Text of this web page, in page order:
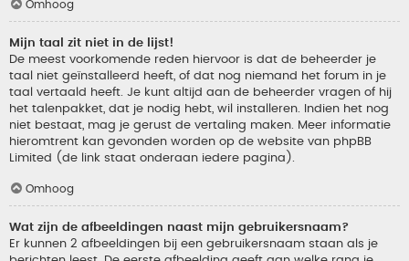
Omhoog
Mijn taal zit niet in de lijst!
De meest voorkomende reden hiervoor is dat de beheerder je
taal niet geïnstalleerd heeft, of dat nog niemand het forum in je
taal vertaald heeft. Je kunt altijd aan de beheerder vragen of hij
het talenpakket, dat je nodig hebt, wil installeren. Indien het nog
niet bestaat, mag je gerust de vertaling maken. Meer informatie
hieromtrent kan gevonden worden op de website van phpBB
Limited (de link staat onderaan iedere pagina).
Omhoog
Wat zijn de afbeeldingen naast mijn gebruikersnaam?
Er kunnen 2 afbeeldingen bij een gebruikersnaam staan als je